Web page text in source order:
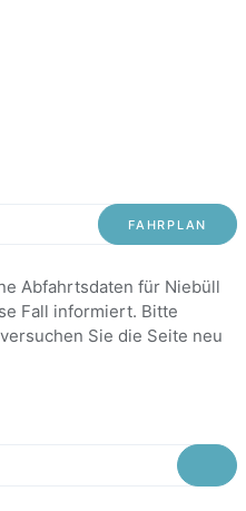
FAHRPLAN
Abfahrtsdaten für Niebüll
Fall informiert. Bitte
Sie die Seite neu